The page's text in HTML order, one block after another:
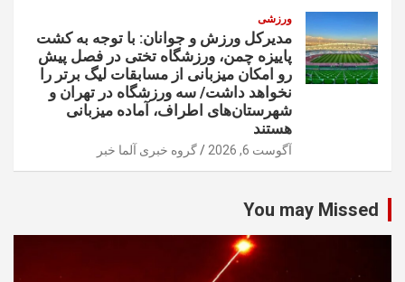
ورزشی
مدیرکل ورزش و جوانان: با توجه به کشت
پاییزه چمن، ورزشگاه تختی در فصل پیش
رو امکان میزبانی از مسابقات لیگ برتر را
نخواهد داشت/ سه ورزشگاه در تهران و
شهرستان‌های اطراف، آماده میزبانی
هستند
آگوست 6, 2026 گروه خبری آلما خبر
You may Missed